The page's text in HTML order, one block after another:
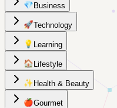
💎 Business
🚀Technology
💡 Learning
🏠 Lifestyle
✨ Health & Beauty
🍎Gourmet